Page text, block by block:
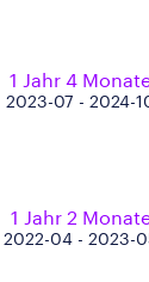
1 Jahr 4
2023-07 - 2024-
1 Jahr 2
2022-04 - 2023-